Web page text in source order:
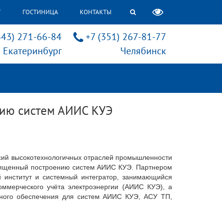
ГОСТИНИЦА КОНТАКТЫ
271-66-84
Екатеринбург
+7 (351) 267-81-77
Челябинск
систем АИИС КУЭ
высокотехнологичных отраслей промышленности
построению систем АИИС КУЭ. Партнером
и системный интегратор, занимающийся
учёта электроэнергии (АИИС КУЭ), а
обеспечения для систем АИИС КУЭ, АСУ ТП,